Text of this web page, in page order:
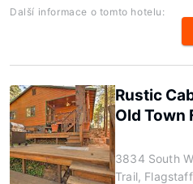
Další informace o tomto hotelu:
Rustic
Old Town
3834 South
Trail,